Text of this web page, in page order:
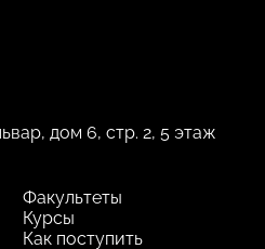
дом 6, стр. 2, 5 этаж
Факультеты
Курсы
Как поступить